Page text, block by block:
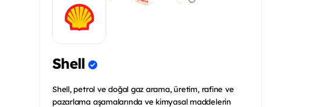
Shell
Shell, petrol ve doğal gaz arama, üretim, rafine ve
pazarlama aşamalarında ve kimyasal maddelerin